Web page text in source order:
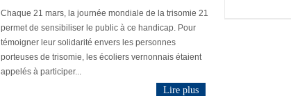
Chaque 21 mars, la journée mondiale de la trisomie 21
permet de sensibiliser le public à ce handicap. Pour
témoigner leur solidarité envers les personnes
porteuses de trisomie, les écoliers vernonnais étaient
appelés à participer...
Lire plus